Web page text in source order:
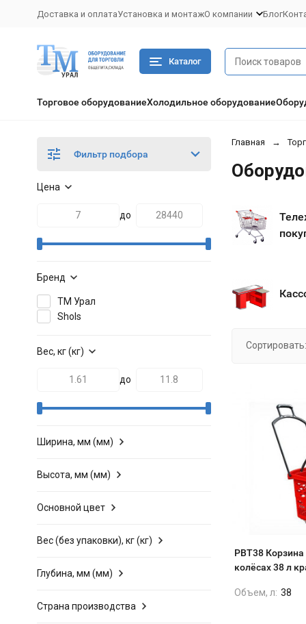
Доставка и оплатаУстановка и монтажО компании Блог
Каталог
Торговое оборудованиеХолодильное оборудование
Главная
Сортировать:
PBT38
колёсах 38 л
Объем, л: 38
Фильтр подбора
Цена
до
Бренд
ТМ Урал
Shols
Вес, кг (кг)
до
Ширина, мм (мм)
Высота, мм (мм)
Основной цвет
Вес (без упаковки), кг (кг)
Глубина, мм (мм)
Страна производства